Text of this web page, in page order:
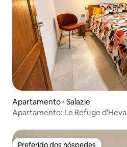
Apartamento ⋅ Salazie
Apartamento: Le Refuge d'Heva
Preferido dos hóspedes